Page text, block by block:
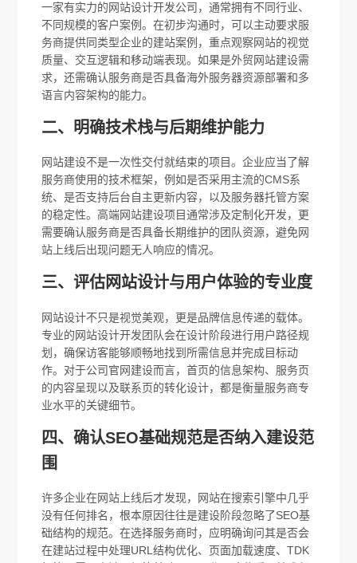
一家有实力的网站设计开发公司，通常拥有不同行业、
不同规模的客户案例。在初步沟通时，可以主动要求服
务商提供同类型企业的建站案例，重点观察网站的视觉
质量、交互逻辑和移动端表现。如果是外贸网站建设需
求，还需确认服务商是否具备海外服务器资源部署和多
语言内容架构的能力。
二、明确技术栈与后期维护能力
网站建设不是一次性交付就结束的项目。企业应当了解
服务商使用的技术框架，例如是否采用主流的CMS系
统、是否支持后台自主更新内容，以及服务器托管方案
的稳定性。高端网站建设项目通常涉及定制化开发，更
需要确认服务商是否具备长期维护的团队资源，避免网
站上线后出现问题无人响应的情况。
三、评估网站设计与用户体验的专业度
网站设计不只是视觉美观，更是品牌信息传递的载体。
专业的网站设计开发团队会在设计阶段进行用户路径规
划，确保访客能够顺畅地找到所需信息并完成目标动
作。对于公司官网建设而言，首页的信息架构、服务页
的内容呈现以及联系页的转化设计，都是衡量服务商专
业水平的关键细节。
四、确认SEO基础规范是否纳入建设范
围
许多企业在网站上线后才发现，网站在搜索引擎中几乎
没有任何排名，根本原因往往是建设阶段忽略了SEO基
础结构的规范。在选择服务商时，应明确询问其是否会
在建站过程中处理URL结构优化、页面加载速度、TDK